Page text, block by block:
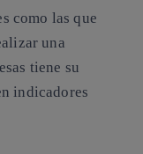
como las que
una
tiene su
indicadores